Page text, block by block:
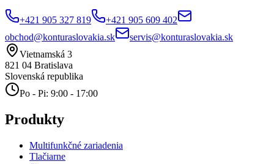
+421 905 327 819
+421 905 609 402
obchod@konturaslovakia.sk
servis@konturaslovakia.sk
Vietnamská 3
821 04 Bratislava
Slovenská republika
Po - Pi: 9:00 - 17:00
Produkty
Multifunkčné zariadenia
Tlačiarne